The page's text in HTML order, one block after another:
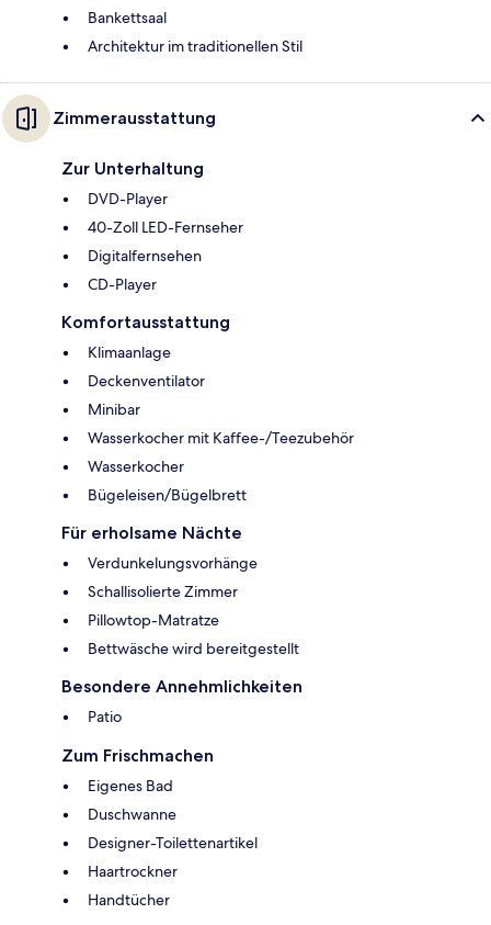
Bankettsaal
Architektur im traditionellen Stil
Zimmerausstattung
Zur Unterhaltung
DVD-Player
40-Zoll LED-Fernseher
Digitalfernsehen
CD-Player
Komfortausstattung
Klimaanlage
Deckenventilator
Minibar
Wasserkocher mit Kaffee-/Teezubehör
Wasserkocher
Bügeleisen/Bügelbrett
Für erholsame Nächte
Verdunkelungsvorhänge
Schallisolierte Zimmer
Pillowtop-Matratze
Bettwäsche wird bereitgestellt
Besondere Annehmlichkeiten
Patio
Zum Frischmachen
Eigenes Bad
Duschwanne
Designer-Toilettenartikel
Haartrockner
Handtücher